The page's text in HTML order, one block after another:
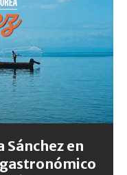
Sánchez en